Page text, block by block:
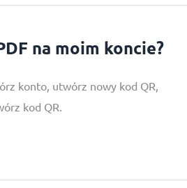
na moim koncie?
konto, utwórz nowy kod QR,
kod QR.